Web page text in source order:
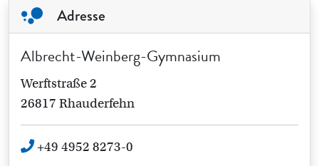
Adresse
Albrecht-Weinberg-Gymnasium
Werftstraße 2
26817 Rhauderfehn
+49 4952 8273-0